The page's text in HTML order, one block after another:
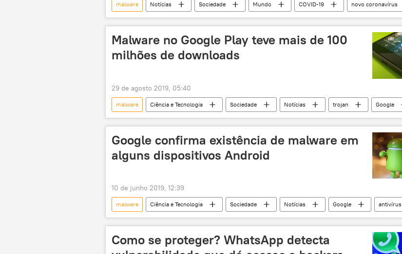
malware Notícias Sociedade Mundo COVID-19
novo coronavírus
fraude
pânico Reino Unido ataque hacker
Malware no Google Play teve mais de 100
milhões de downloads
29 de agosto 2019, 05:40
malware Ciência e Tecnologia Sociedade Notícias trojan
Google
aplicativos
vírus tecnologia publicidade antivírus
Google confirma existência de malware em
alguns dispositivos Android
10 de junho 2019, 12:39
malware Ciência e Tecnologia Sociedade Notícias Google
antivírus
vírus
tecnologia
Como se proteger? WhatsApp detecta